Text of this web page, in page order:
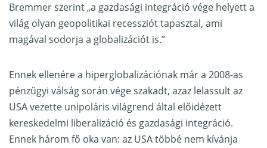
Bremmer szerint „a gazdasági integráció vége helyett a
világ olyan geopolitikai recessziót tapasztal, ami
magával sodorja a globalizációt is.”
Ennek ellenére a hiperglobalizációnak már a 2008-as
pénzügyi válság során vége szakadt, azaz lelassult az
USA vezette unipoláris világrend által előidézett
kereskedelmi liberalizáció és gazdasági integráció.
Ennek három fő oka van: az USA többé nem kívánja